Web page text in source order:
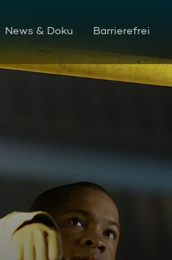
News & Doku Barrierefrei